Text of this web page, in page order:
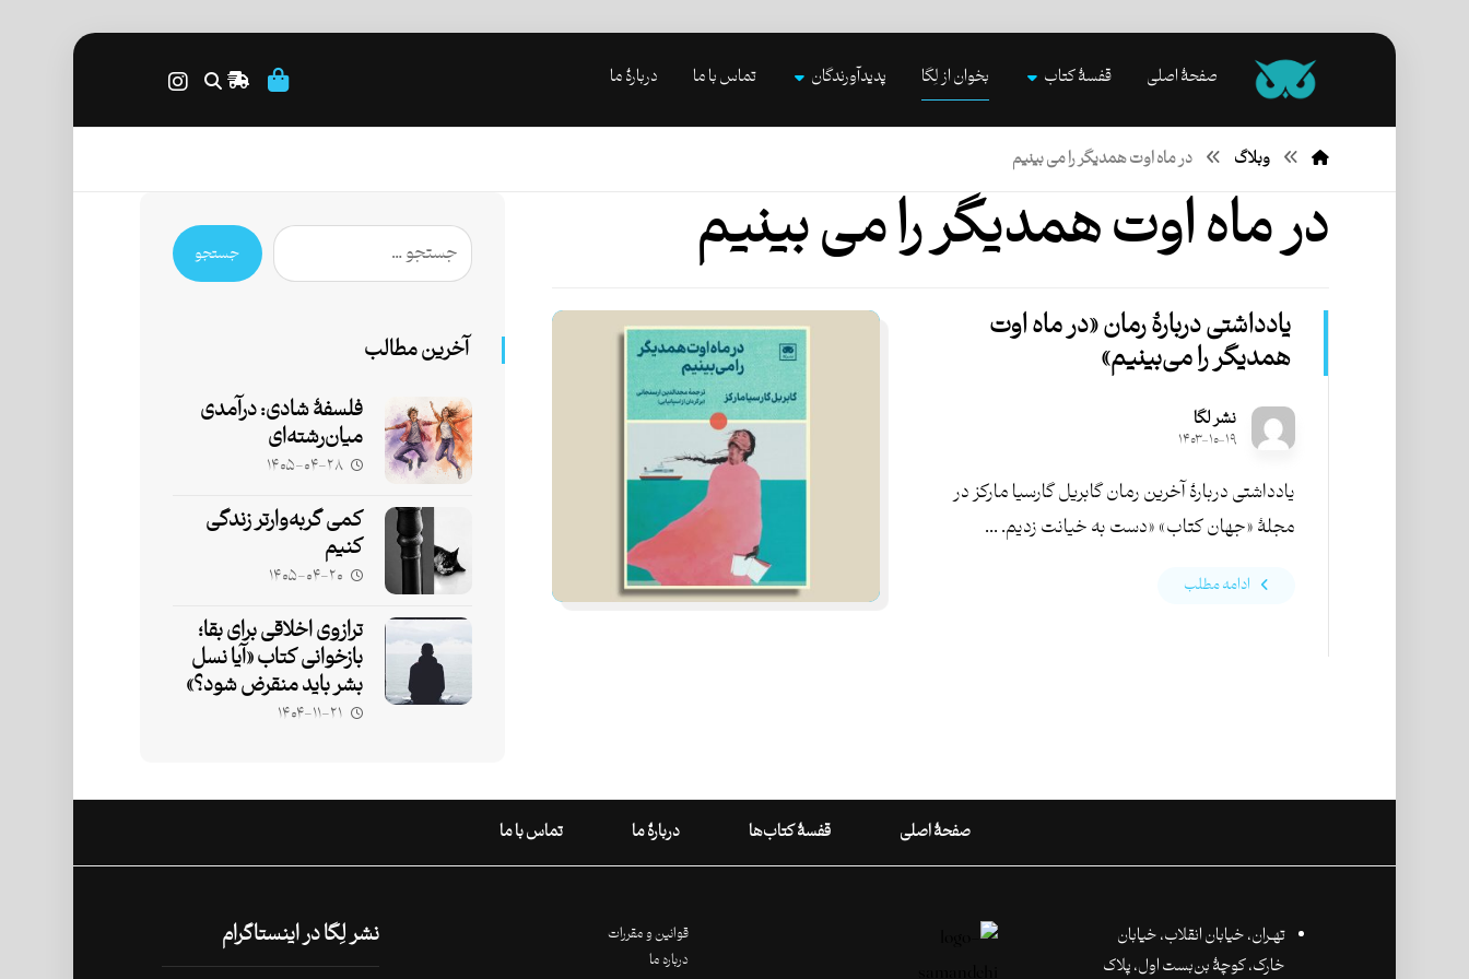
صفحۀ اصلی قفسۀ کتاب بخوان از لِگا پدیدآورندگان تماس با ما دربارۀ ما
وبلاگ در ماه اوت همدیگر را می بینیم
در ماه اوت همدیگر را می بینیم
یادداشتی دربارۀ رمان «در ماه اوت
همدیگر را می‌بینیم»
نشر لگا
۱۴۰۳-۱۰-۱۹
یادداشتی دربارۀ آخرین رمان گابریل گارسیا مارکز در
مجلۀ «جهان کتاب» «دست به خیانت زدیم. ...
ادامه مطلب
جستجو
آخرین مطالب
فلسفۀ شادی: درآمدی
میان‌رشته‌ای
۱۴۰۵-۰۴-۲۸
کمی گربه‌وارتر زندگی
کنیم
۱۴۰۵-۰۴-۲۰
ترازوی اخلاقی برای بقا؛
بازخوانی کتاب «آیا نسل
بشر باید منقرض شود؟»
۱۴۰۴-۱۱-۲۱
صفحۀ اصلی قفسۀ کتاب‌ها دربارۀ ما تماس با ما
تهـران،‌ خیابان انقلاب، خیابان
خارک، کوچۀ بن‌بست اول، پلاک
قوانین و مقررات
درباره ما
نشر لِگا در اینستاگرام